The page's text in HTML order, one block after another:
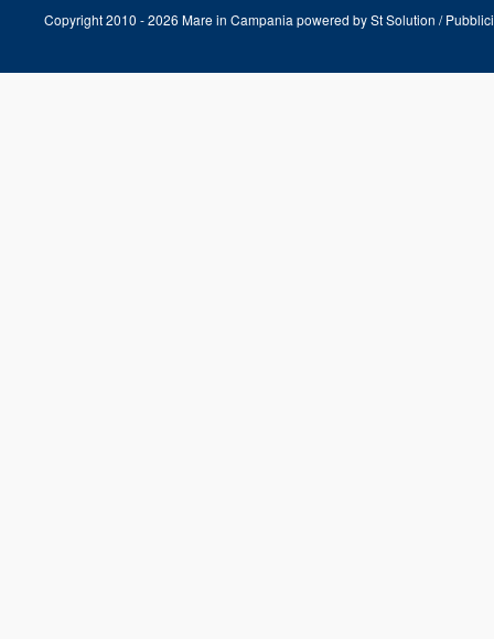
Copyright 2010 - 2026 Mare in Campania powered bySt Solution /